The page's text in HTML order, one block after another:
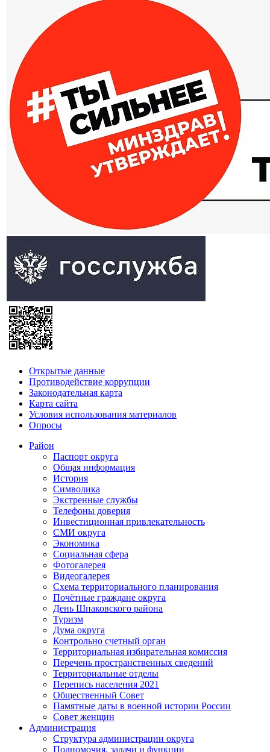
Открытые данные
Противодействие коррупции
Законодательная карта
Карта сайта
Условия использования материалов
Опросы
Район
Паспорт округа
Общая информация
История
Символика
Экстренные службы
Телефоны доверия
Инвестиционная привлекательность
СМИ округа
Экономика
Социальная сфера
Фотогалерея
Видеогалерея
Схема территориального планирования
Почётные граждане округа
День Шпаковского района
Туризм
Дума округа
Контрольно счетный орган
Территориальная избирательная комиссия
Перечень пространственных сведений
Территориальные отделы
Перепись населения 2021
Общественный Совет
Памятные даты в военной истории России
Совет женщин
Администрация
Структура администрации округа
Полномочия, задачи и функции